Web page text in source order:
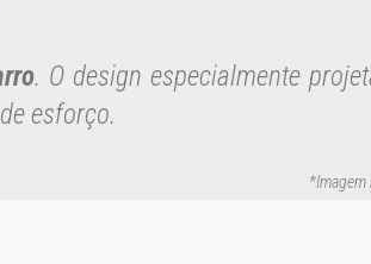
. O design especialmente
esforço.
*Imagem